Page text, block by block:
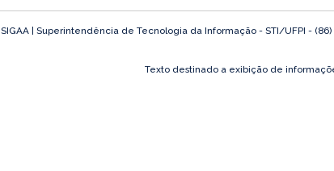
SIGAA | Superintendência de Tecnologia da Informação - STI/UFPI - (86)
Texto destinado a exibição de